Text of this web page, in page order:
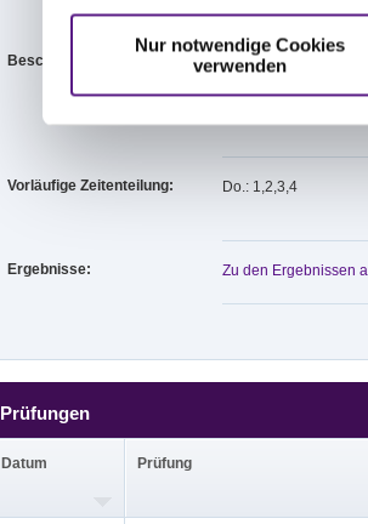
Nur notwendige Cookies
verwenden
Beschaffenheit der Plätze: Springplatz 40 x 75
Vorläufige Zeitenteilung: Do.: 1,2,3,4
Ergebnisse: Zu den Ergebnissen
Prüfungen
Datum Prüfung